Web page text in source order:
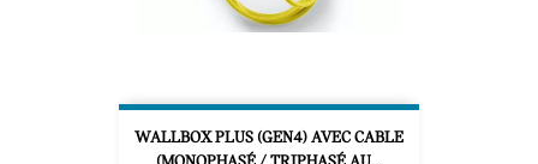
WALLBOX PLUS (GEN4) AVEC CABLE